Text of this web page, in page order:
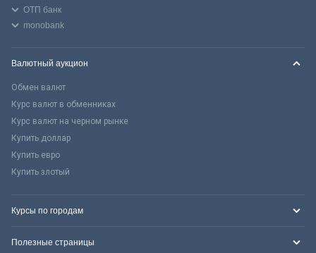
ОТП банк
monobank
Валютный аукцион
Обмен валют
Курс валют в обменниках
Курс валют на черном рынке
Купить доллар
Купить евро
Купить злотый
Курсы по городам
Полезные страницы